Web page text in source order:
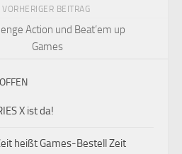
VORHERIGER BEITRAG
Action und Beat’em up
Games
X ist da!
heißt Games-Bestell Zeit